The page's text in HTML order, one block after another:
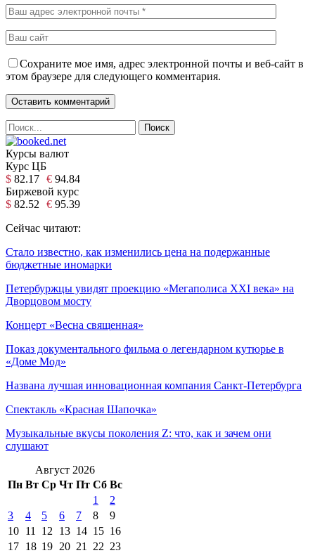
Сохраните мое имя, адрес электронной почты и веб-сайт в
этом браузере для следующего комментария.
Курсы валют
Курс ЦБ
$ 82.17 € 94.84
Биржевой курс
$ 82.52 € 95.39
Сейчас читают:
Стало известно, как изменились цена на подержанные
бюджетные иномарки
Петербуржцы увидят проекцию «Мегаполиса XXI века» на
Дворцовом мосту
Концерт «Весна священная»
Показ документального фильма о легендарном кутюрье в
«Доме Мод»
Названа лучшая инновационная компания Санкт-Петербурга
Спектакль «Красная Шапочка»
Музыкальные вкусы поколения Z: что, как и зачем они
слушают
Август 2026
Пн Вт Ср Чт Пт Сб Вс
1
2
3
4 5 6 7 8
9
10 11 12 13 14 15 16
17 18 19 20 21 22 23